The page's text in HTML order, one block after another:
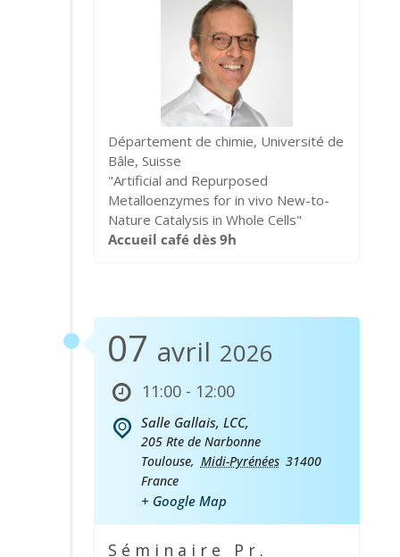
Département de chimie, Université de
Bâle, Suisse
"Artificial and Repurposed
Metalloenzymes for in vivo New-to-
Nature Catalysis in Whole Cells"
Accueil café dès 9h
07 avril 2026
11:00 - 12:00
Salle Gallais, LCC,
205 Rte de Narbonne
Toulouse, Midi-Pyrénées 31400
France
+ Google Map
Séminaire Pr.